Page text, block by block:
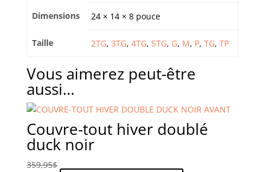
Dimensions 24 × 14 × 8 pouce
Taille 2TG, 3TG, 4TG, 5TG, G, M, P, TG, TP
Vous aimerez peut-être
aussi…
Couvre-tout hiver doublé
duck noir
359,95$